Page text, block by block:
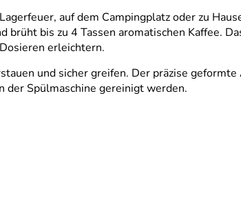
auf dem Campingplatz oder zu
bis zu 4 Tassen aromatischen Kaffee.
erleichtern.
und sicher greifen. Der präzise
der Spülmaschine gereinigt werden.